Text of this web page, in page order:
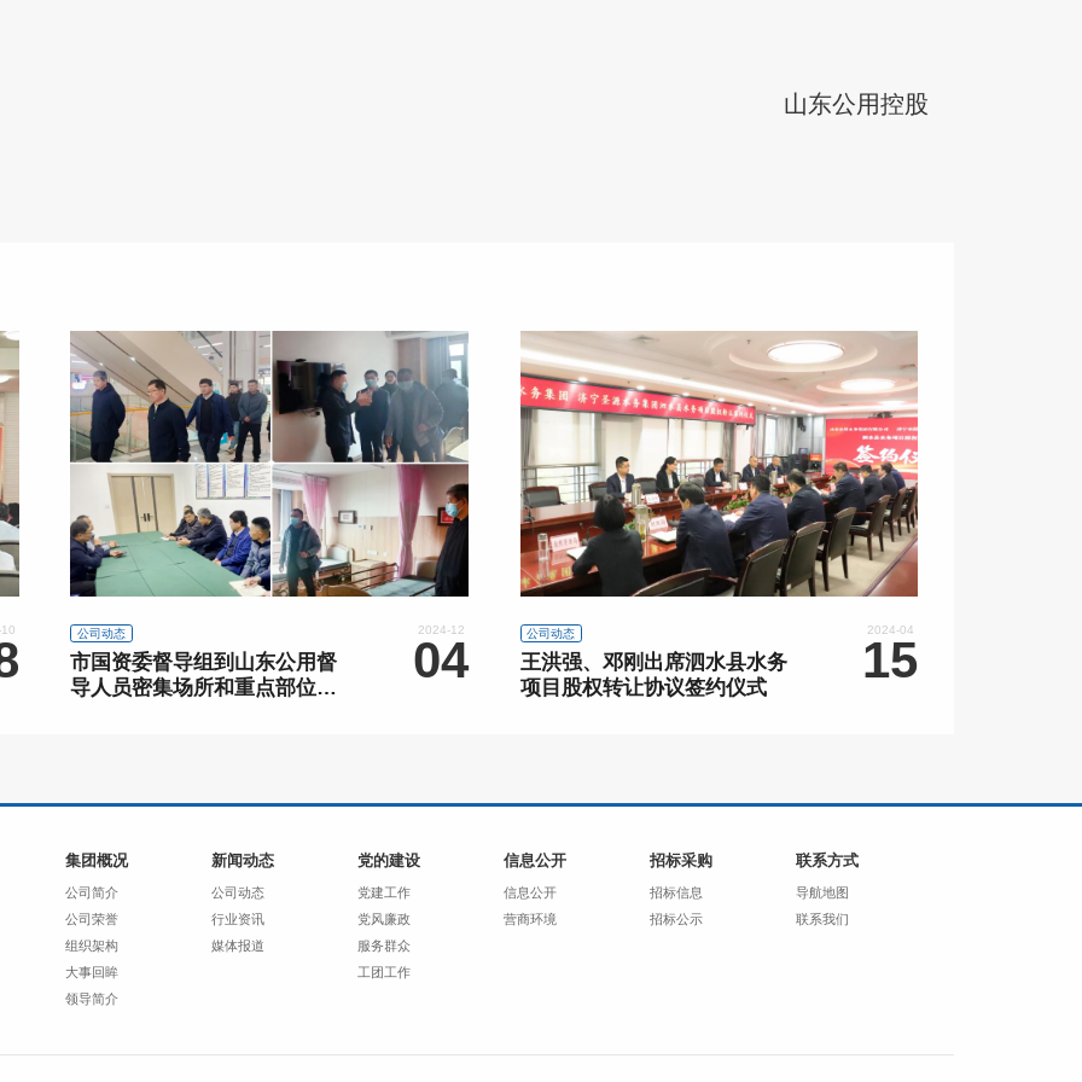
山东公用控股
公司动态
市国资委督导组到山东公用督
导人员密集场所和重点部位安
2024-12
04 公司动态
王洪强、邓刚出席泗水县水务
项目股权转让协议签约仪式
2024-04
15
集团概况
公司简介
公司荣誉
组织架构
大事回眸
领导简介
新闻动态
公司动态
行业资讯
媒体报道
党的建设
党建工作
党风廉政
服务群众
工团工作
信息公开
信息公开
营商环境
招标采购
招标信息
招标公示
联系方式
导航地图
联系我们